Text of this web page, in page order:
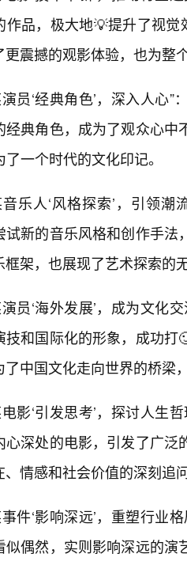
作品，极大地💡提升了视
更震撼的观影体验，也为整
演员‘经典角色’，深入人心
经典角色，成为了观众心
一个时代的文化印记。
音乐人‘风格探索’，引领
试新的音乐风格和创作手
框架，也展现了艺术探索的
演员‘海外发展’，成为文化
技和国际化的形象，成功
了中国文化走向世界的桥梁
电影‘引发思考’，探讨人生
心深处的电影，引发了广
、情感和社会价值的深刻追
事件‘影响深远’，重塑行业
似偶然，实则影响深远的